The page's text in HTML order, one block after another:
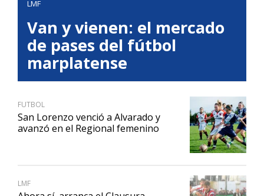
LMF
Van y vienen: el mercado
de pases del fútbol
marplatense
FUTBOL
San Lorenzo venció a Alvarado y
avanzó en el Regional femenino
LMF